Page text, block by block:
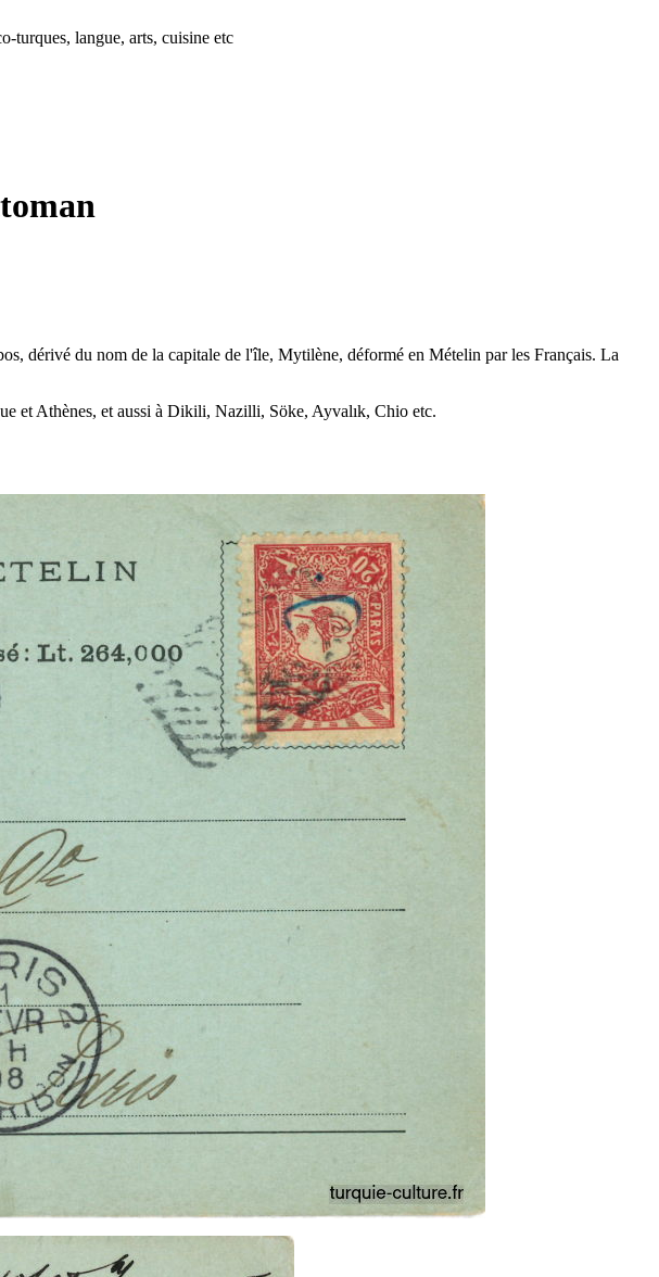
turques, langue, arts, cuisine etc
dérivé du nom de la capitale de l'île, Mytilène, déformé en Mételin par les Français. La
et Athènes, et aussi à Dikili, Nazilli, Söke, Ayvalık, Chio etc.